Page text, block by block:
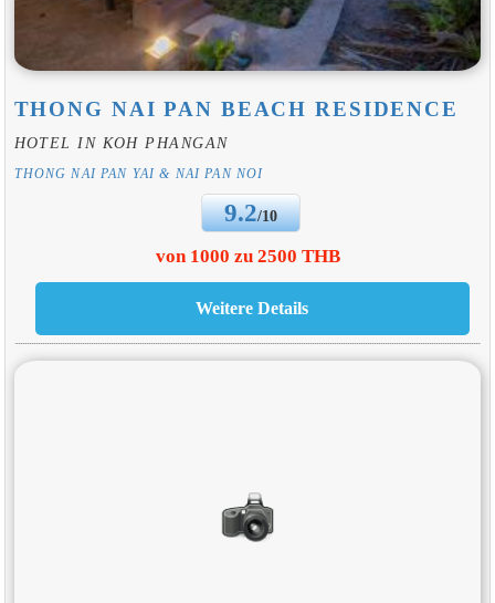
THONG NAI PAN BEACH RESIDENCE
HOTEL IN KOH PHANGAN
THONG NAI PAN YAI & NAI PAN NOI
9.2/10
von 1000 zu 2500 THB